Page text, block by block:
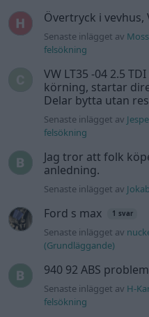
Övertryck i vevhus,
Senaste inlägget av
felsökning
VW LT35 -04 2.5
körning, startar
Delar bytta utan
Senaste inlägget av
felsökning
Jag tror att folk
anledning.
Senaste inlägget av
Ford s max 1 svar
Senaste inlägget av
(Grundläggande)
940 92 ABS problem
Senaste inlägget av H-
felsökning